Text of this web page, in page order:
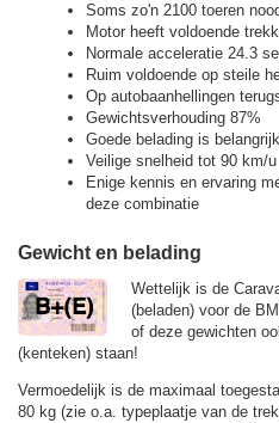
Soms zo'n 2100 toeren
Motor heeft voldoende
Normale acceleratie 24.3
Ruim voldoende op steile
Op autobaanhellingen
Gewichtsverhouding 87%
Goede belading is belangrijk
Veilige snelheid tot 90 km/u
Enige kennis en ervaring
deze combinatie
Gewicht en belading
Wettelijk is de
(beladen) voor de
of deze gewichten
(kenteken) staan!
Vermoedelijk is de maximaal
80 kg (zie o.a. typeplaatje van de